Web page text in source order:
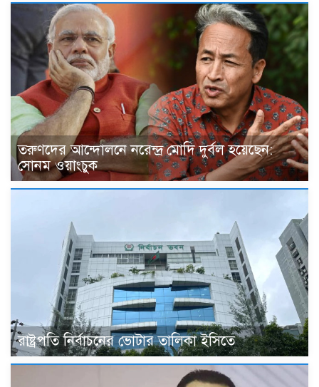
তরুণদের আন্দোলনে নরেন্দ্র মোদি দুর্বল হয়েছেন:
সোনম ওয়াংচুক
রাষ্ট্রপতি নির্বাচনের ভোটার তালিকা ইসিতে